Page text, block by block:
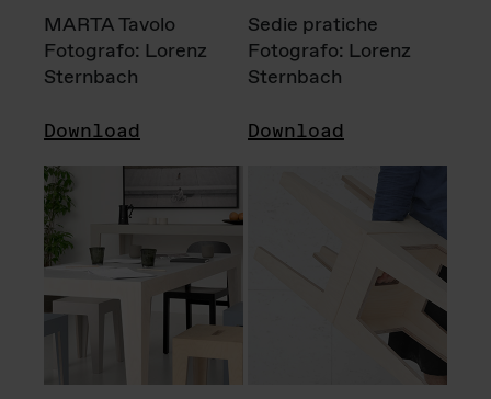
MARTA Tavolo
Fotografo: Lorenz
Sternbach
Download
Sedie pratiche
Fotografo: Lorenz
Sternbach
Download